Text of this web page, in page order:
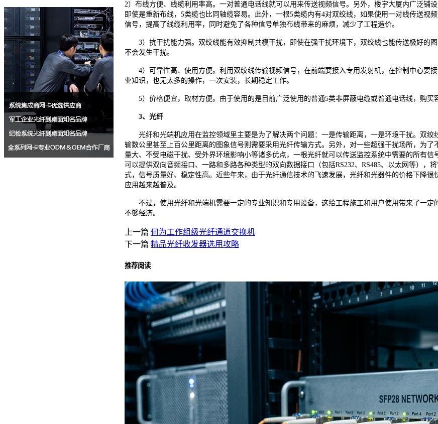
2）布线方便、线缆利用率高。一对普通电话线就可以用来传送视频信号。另外，楼宇大厦内广泛铺
即使是重新布线，5类缆也比同轴缆容易。此外，一根5类缆内有4对双绞线，如果使用一对线传送
信号，提高了线缆利用率，同时避免了各种信号单独布线带来的麻烦，减少了工程造价。
3）抗干扰能力强。双绞线能有效抑制共模干扰，即使在强干扰环境下，双绞线也能传送极好的
不会发生干扰。
4）可靠性高、使用方便。利用双绞线传输视频信号，在前端要接入专用发射机，在控制中心要
业知识，也无太多的操作，一次安装，长期稳定工作。
5）价格便宜，取材方便。由于使用的是目前广泛使用的普通5类非屏蔽电缆或普通电话线，购买
3、光纤
光纤和光端机应用在监控领域里主要是为了解决两个问题：一是传输距离，一是环境干扰。双绞
输数公里甚至上百公里距离的图象信号则需要采用光纤传输方式。另外，对一些超强干扰场所，为
量大、不受电磁干扰、受外界环境影响小等诸多优点，一根光纤就可以传送监控系统中需要的所有
可以提供双向音频接口、一路和多路各种类型的双向数据接口（包括RS232、RS485、以太网等）
式，信号质量好、稳定性高。近些年来，由于光纤通信技术的飞速发展，光纤和光器件的价格下降
应用越来越普及。
不过，使用光纤和光端机需要一定的专业知识和专用设备，这给工程施工和用户使用带来了一定
不够经济。
上一篇 何为工作组级光纤通道交换机
下一篇 精品光纤收发器选用攻略
推荐阅读